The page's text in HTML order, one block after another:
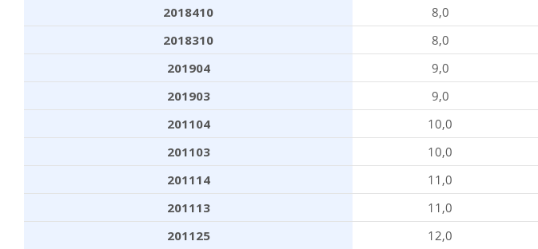
2018410
8,0
2018310
8,0
201904
9,0
201903
9,0
201104
10,0
201103
10,0
201114
11,0
201113
11,0
201125
12,0